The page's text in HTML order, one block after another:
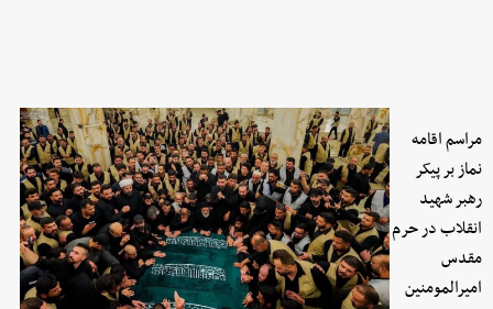
مراسم اقامه
نماز بر پیکر
رهبر شهید
انقلاب در حرم
مقدس
امیرالمومنین